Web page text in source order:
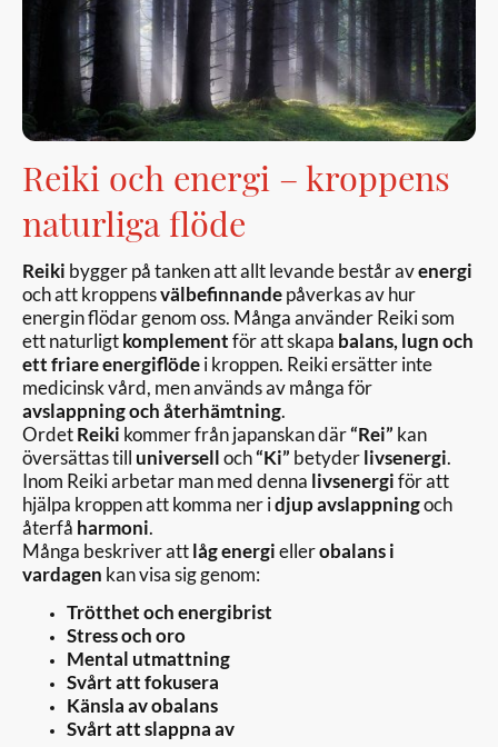
Reiki och energi – kroppens
naturliga flöde
Reiki bygger på tanken att allt levande består avenergi
och att kroppensvälbefinnandepåverkas av hur
energin flödar genom oss. Många använder Reiki som
ett naturligtkomplementför att skapa balans, lugn och
ett friare energiflödei kroppen. Reiki ersätter inte
medicinsk vård, men används av många för
avslappning och återhämtning.
OrdetReiki kommer från japanskan där“Rei” kan
översättas till universelloch“Ki” betyderlivsenergi.
Inom Reiki arbetar man med denna livsenergiför att
hjälpa kroppen att komma ner idjup avslappningoch
återfå harmoni.
Många beskriver attlåg energiellerobalans i
vardagen kan visa sig genom:
Trötthet och energibrist
Stress och oro
Mental utmattning
Svårt att fokusera
Känsla av obalans
Svårt att slappna av